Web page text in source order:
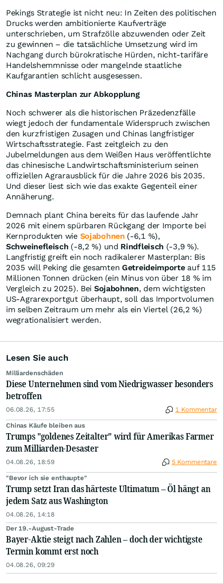
Pekings Strategie ist nicht neu: In Zeiten des politischen
Drucks werden ambitionierte Kaufverträge
unterschrieben, um Strafzölle abzuwenden oder Zeit
zu gewinnen – die tatsächliche Umsetzung wird im
Nachgang durch bürokratische Hürden, nicht-tarifäre
Handelshemmnisse oder mangelnde staatliche
Kaufgarantien schlicht ausgesessen.
Chinas Masterplan zur Abkopplung
Noch schwerer als die historischen Präzedenzfälle
wiegt jedoch der fundamentale Widerspruch zwischen
den kurzfristigen Zusagen und Chinas langfristiger
Wirtschaftsstrategie. Fast zeitgleich zu den
Jubelmeldungen aus dem Weißen Haus veröffentlichte
das chinesische Landwirtschaftsministerium seinen
offiziellen Agrarausblick für die Jahre 2026 bis 2035.
Und dieser liest sich wie das exakte Gegenteil einer
Annäherung.
Demnach plant China bereits für das laufende Jahr
2026 mit einem spürbaren Rückgang der Importe bei
Kernprodukten wie Sojabohnen (-6,1 %),
Schweinefleisch (-8,2 %) und Rindfleisch (-3,9 %).
Langfristig greift ein noch radikalerer Masterplan: Bis
2035 will Peking die gesamten Getreideimporteauf 115
Millionen Tonnen drücken (ein Minus von über 18 % im
Vergleich zu 2025). Bei Sojabohnen, dem wichtigsten
US-Agrarexportgut überhaupt, soll das Importvolumen
im selben Zeitraum um mehr als ein Viertel (26,2 %)
wegrationalisiert werden.
Lesen Sie auch
Milliardenschäden
Diese Unternehmen sind vom Niedrigwasser besonders
betroffen
06.08.26, 17:55 1 Kommentar
Chinas Käufe bleiben aus
Trumps "goldenes Zeitalter" wird für Amerikas Farmer
zum Milliarden-Desaster
04.08.26, 18:59 5 Kommentare
"Bevor ich sie enthaupte"
Trump setzt Iran das härteste Ultimatum – Öl hängt an
jedem Satz aus Washington
04.08.26, 14:18
Der 19.-August-Trade
Bayer-Aktie steigt nach Zahlen – doch der wichtigste
Termin kommt erst noch
04.08.26, 09:29